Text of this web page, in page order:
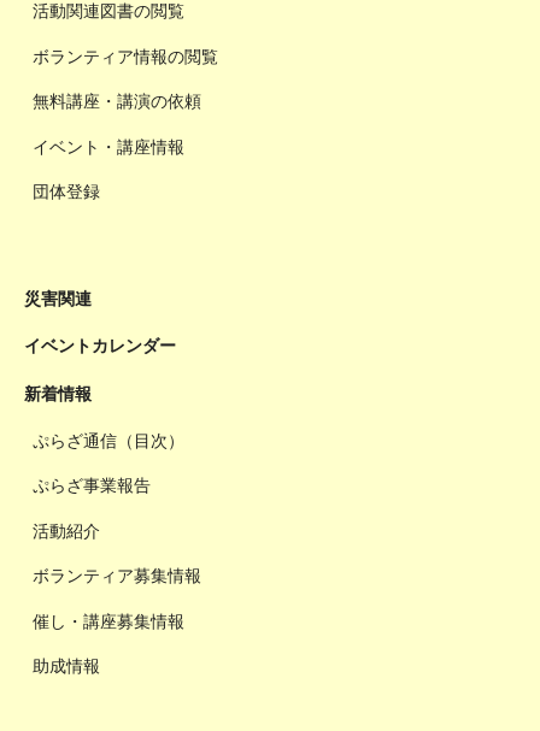
活動関連図書の閲覧
ボランティア情報の閲覧
無料講座・講演の依頼
イベント・講座情報
団体登録
災害関連
イベントカレンダー
新着情報
ぷらざ通信（目次）
ぷらざ事業報告
活動紹介
ボランティア募集情報
催し・講座募集情報
助成情報